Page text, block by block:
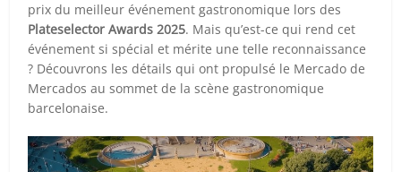
prix du meilleur événement gastronomique lors des
Plateselector Awards 2025. Mais qu’est-ce qui rend cet
événement si spécial et mérite une telle reconnaissance
? Découvrons les détails qui ont propulsé le Mercado de
Mercados au sommet de la scène gastronomique
barcelonaise.